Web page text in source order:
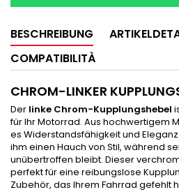
BESCHREIBUNG
COMPATIBILITÀ
CHROM-LINKER
Der linke Chrom-Kupplungshebel
für Ihr Motorrad. Aus hochwertigem
es Widerstandsfähigkeit und
ihm einen Hauch von Stil, während
unübertroffen bleibt. Dieser
perfekt für eine reibungslose
Zubehör, das Ihrem Fahrrad gefehlt